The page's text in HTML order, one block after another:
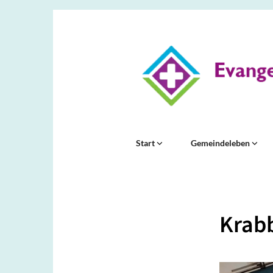
Start Gemeindeleben